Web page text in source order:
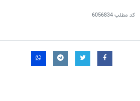
کد مطلب6056834